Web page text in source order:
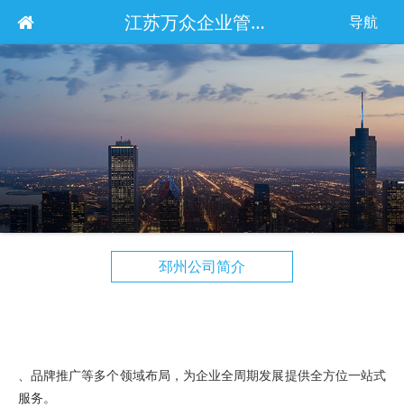
江苏万众企业管理服务集团有限公司 导航
邳州公司简介
、品牌推广等多个领域布局，为企业全周期发展提供全方位一站式
服务。